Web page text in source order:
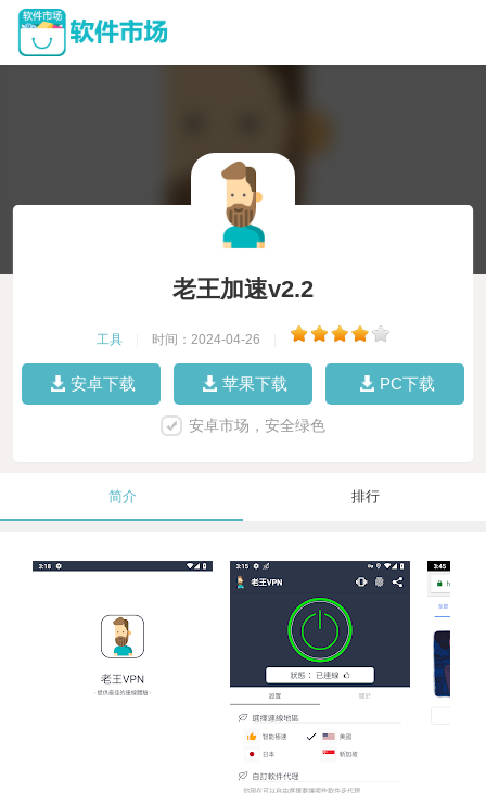
老王加速v2.2
工具 时间：2024-04-26
安卓下载 苹果下载 PC下载
安卓市场，安全绿色
简介 排行